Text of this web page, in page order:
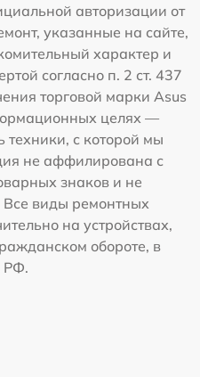
авторизации от
указанные на сайте,
характер и
согласно п. 2 ст. 437
торговой марки Asus
целях —
техники, с которой мы
не аффилирована с
знаков и не
Все виды ремонтных
на устройствах,
обороте, в
РФ.